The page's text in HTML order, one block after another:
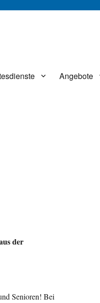
Angebote
der
Senioren! Bei